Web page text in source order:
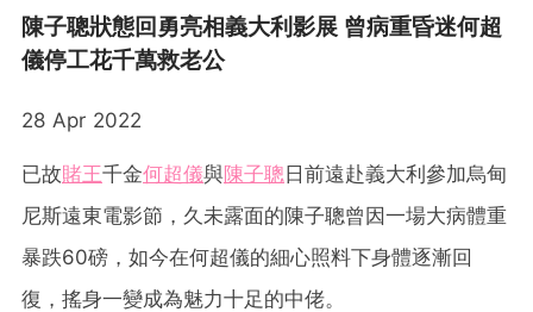
陳子聰狀態回勇亮相義大利影展 曾病重昏迷何超
儀停工花千萬救老公
28 Apr 2022
已故賭王千金何超儀與陳子聰 日前遠赴義大利參加烏甸
尼斯遠東電影節，久未露面的陳子聰曾因一場大病體重
暴跌60磅，如今在何超儀的細心照料下身體逐漸回
復，搖身一變成為魅力十足的中佬。